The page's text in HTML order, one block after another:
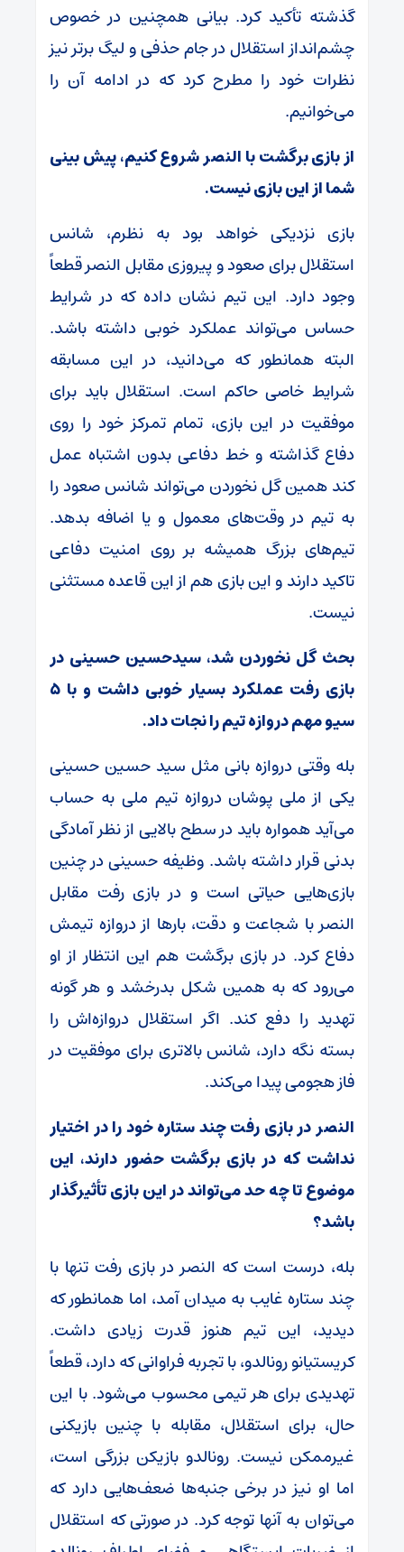
گذشته تأکید کرد. بیانی همچنین در خصوص
چشم‌انداز استقلال در جام حذفی و لیگ برتر نیز
نظرات خود را مطرح کرد که در ادامه آن را
می‌خوانیم.
از بازی برگشت با النصر شروع کنیم، پیش بینی
شما از این بازی نیست.
بازی نزدیکی خواهد بود به نظرم، شانس
استقلال برای صعود و پیروزی مقابل النصر قطعاً
وجود دارد. این تیم نشان داده که در شرایط
حساس می‌تواند عملکرد خوبی داشته باشد.
البته همانطور که می‌دانید، در این مسابقه
شرایط خاصی حاکم است. استقلال باید برای
موفقیت در این بازی، تمام تمرکز خود را روی
دفاع گذاشته و خط دفاعی بدون اشتباه عمل
کند همین گل نخوردن می‌تواند شانس صعود را
به تیم در وقت‌های معمول و یا اضافه بدهد.
تیم‌های بزرگ همیشه بر روی امنیت دفاعی
تاکید دارند و این بازی هم از این قاعده مستثنی
نیست.
بحث گل نخوردن شد، سیدحسین حسینی در
بازی رفت عملکرد بسیار خوبی داشت و با ۵
سیو مهم دروازه تیم را نجات داد.
بله وقتی دروازه بانی مثل سید حسین حسینی
یکی از ملی پوشان دروازه تیم ملی به حساب
می‌آید همواره باید در سطح بالایی از نظر آمادگی
بدنی قرار داشته باشد. وظیفه حسینی در چنین
بازی‌هایی حیاتی است و در بازی رفت مقابل
النصر با شجاعت و دقت، بار‌ها از دروازه تیمش
دفاع کرد. در بازی برگشت هم این انتظار از او
می‌رود که به همین شکل بدرخشد و هر گونه
تهدید را دفع کند. اگر استقلال دروازه‌اش را
بسته نگه دارد، شانس بالاتری برای موفقیت در
فاز هجومی پیدا می‌کند.
النصر در بازی رفت چند ستاره خود را در اختیار
نداشت که در بازی برگشت حضور دارند، این
موضوع تا چه حد می‌تواند در این بازی تأثیرگذار
باشد؟
بله، درست است که النصر در بازی رفت تنها با
چند ستاره غایب به میدان آمد، اما همانطور که
دیدید، این تیم هنوز قدرت زیادی داشت.
کریستیانو رونالدو، با تجربه فراوانی که دارد، قطعاً
تهدیدی برای هر تیمی محسوب می‌شود. با این
حال، برای استقلال، مقابله با چنین بازیکنی
غیرممکن نیست. رونالدو بازیکن بزرگی است،
اما او نیز در برخی جنبه‌ها ضعف‌هایی دارد که
می‌توان به آنها توجه کرد. در صورتی که استقلال